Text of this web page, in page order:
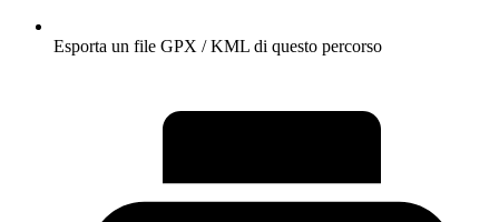
Esporta un file GPX / KML di questo percorso